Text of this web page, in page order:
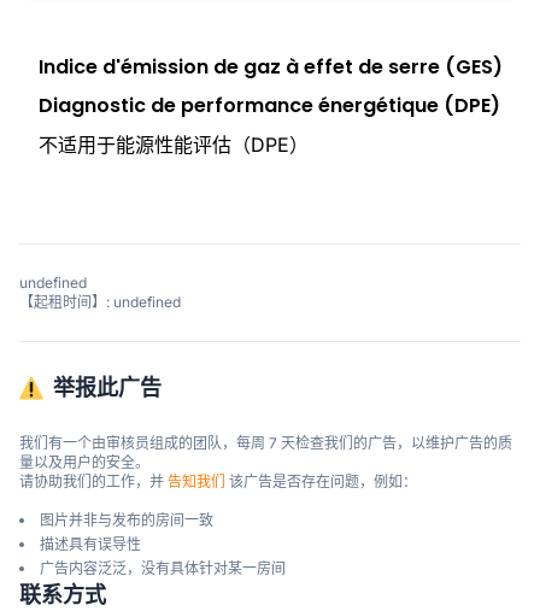
Indice d'émission de gaz à effet de serre (GES)
Diagnostic de performance énergétique (DPE)
不适用于能源性能评估（DPE）
undefined
【起租时间】: undefined
举报此广告
我们有一个由审核员组成的团队，每周 7 天检查我们的广告，以维护广告的质
量以及用户的安全。
请协助我们的工作，并 告知我们 该广告是否存在问题，例如：
图片并非与发布的房间一致
描述具有误导性
广告内容泛泛，没有具体针对某一房间
联系方式